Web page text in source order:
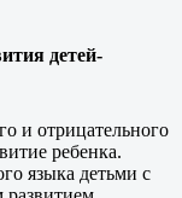
детей-
и отрицательного
ребенка.
языка детьми с